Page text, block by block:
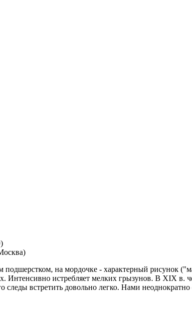
на мордочке - характерный рисунок
Интенсивно истребляет мелких грызунов. В XIX в.
следы встретить довольно легко. Нами